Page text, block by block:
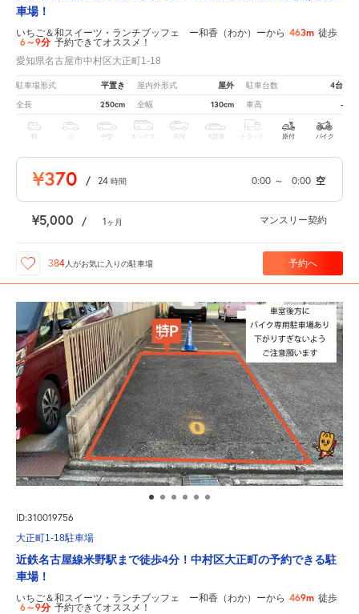
車場！
いちご＆和スイーツ・ランチブッフェ ー和香（わか）ーから 463m 徒歩
6～9分 予約できてオススメ！
愛知県名古屋市中村区大正町1-18
駐車場形式 平置き 屋内外形式 屋外 駐車台数 4台
全長 250cm 全幅 130cm 車高 -
軽 中型 ボックス SUV 大型車 トラック 原付 バイク
¥370 / 24 時間 0:00 ～ 0:00 空
¥5,000 / 1ヶ月 マンスリー契約
384 人がお気に入りの駐車場 予約へ
ID:310019756
大正町1-18駐車場
近鉄名古屋線米野駅まで徒歩4分！中村区大正町の予約できる駐
車場！
いちご＆和スイーツ・ランチブッフェ ー和香（わか）ーから 469m 徒歩
6～9分 予約できてオススメ！